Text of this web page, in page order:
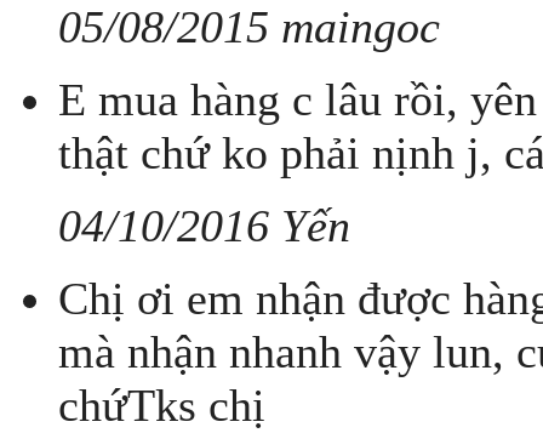
05/08/2015 maingoc
E mua hàng c lâu rồi,
thật chứ ko phải nịnh j,
04/10/2016 Yến
Chị ơi em nhận được
mà nhận nhanh vậy lun,
chứTks chị